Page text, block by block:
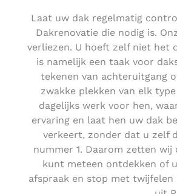
Laat uw dak regelmatig
Dakrenovatie die nodig is.
verliezen. U hoeft zelf niet het
is namelijk een taak voor
tekenen van achteruitgang
zwakke plekken van elk
dagelijks werk voor hen,
ervaring en laat hen uw dak
verkeert, zonder dat u zelf
nummer 1. Daarom zetten
kunt meteen ontdekken of
afspraak en stop met twijfelen